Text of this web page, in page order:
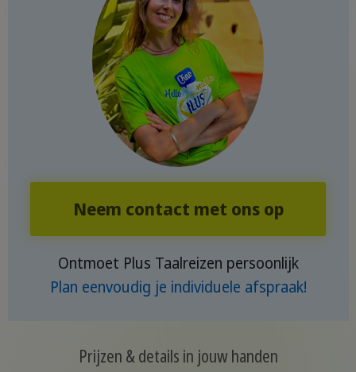
Neem contact met ons op
Ontmoet Plus Taalreizen persoonlijk
Plan eenvoudig je individuele afspraak!
Prijzen & details in jouw handen